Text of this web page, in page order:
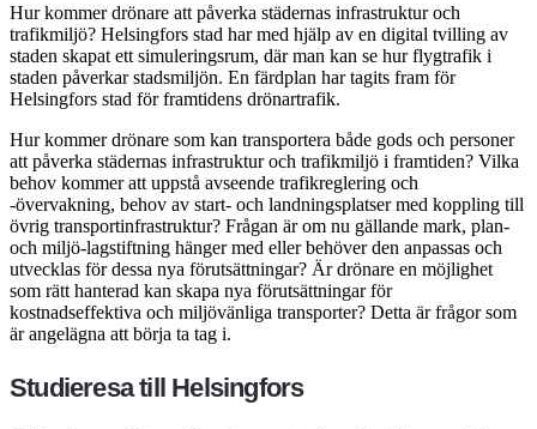
Hur kommer drönare att påverka städernas infrastruktur och
trafikmiljö? Helsingfors stad har med hjälp av en digital tvilling av
staden skapat ett simuleringsrum, där man kan se hur flygtrafik i
staden påverkar stadsmiljön. En färdplan har tagits fram för
Helsingfors stad för framtidens drönartrafik.
Hur kommer drönare som kan transportera både gods och personer
att påverka städernas infrastruktur och trafikmiljö i framtiden? Vilka
behov kommer att uppstå avseende trafikreglering och
-övervakning, behov av start- och landningsplatser med koppling till
övrig transportinfrastruktur? Frågan är om nu gällande mark, plan-
och miljö-lagstiftning hänger med eller behöver den anpassas och
utvecklas för dessa nya förutsättningar? Är drönare en möjlighet
som rätt hanterad kan skapa nya förutsättningar för
kostnadseffektiva och miljövänliga transporter? Detta är frågor som
är angelägna att börja ta tag i.
Studieresa till Helsingfors